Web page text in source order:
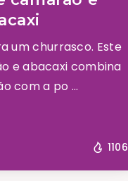
um churrasco. Este
e abacaxi combina
com a po ...
1106